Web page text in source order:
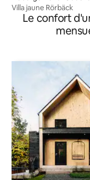
Villa jaune Rörbäck
Le confort